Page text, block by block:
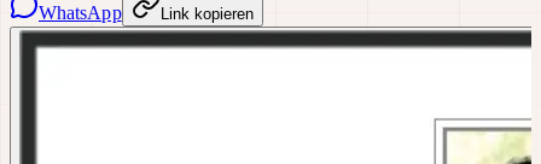
WhatsApp Link kopieren